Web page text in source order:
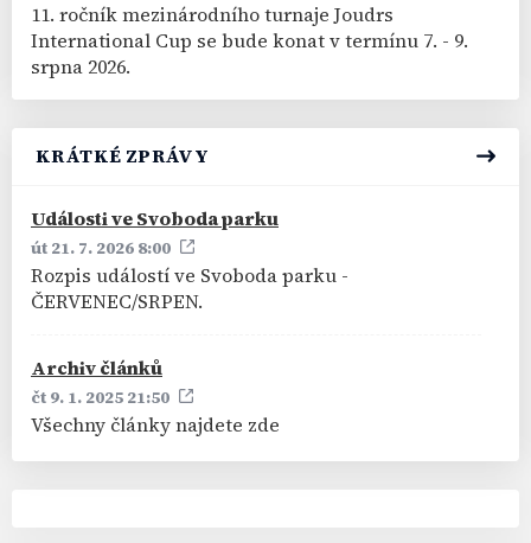
11. ročník mezinárodního turnaje Joudrs
International Cup se bude konat v termínu 7. - 9.
srpna 2026.
KRÁTKÉ ZPRÁVY
út 21. 7. 2026 8:00
Události ve Svoboda parku
Rozpis událostí ve Svoboda parku -
ČERVENEC/SRPEN.
čt 9. 1. 2025 21:50
Archiv článků
Všechny články najdete zde